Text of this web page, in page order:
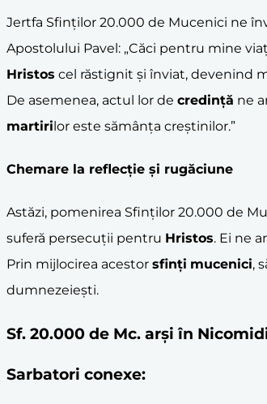
Jertfa Sfinților 20.000 de Mucenici ne
Apostolului Pavel: „Căci pentru mine
Hristos cel răstignit și înviat, devenind
De asemenea, actul lor de credință ne
martirilor este sămânța creștinilor.”
Chemare la reflecție și rugăciune
Astăzi, pomenirea Sfinților 20.000 de
suferă persecuții pentru Hristos. Ei ne
Prin mijlocirea acestor sfinți mucenici,
dumnezeiești.
Sf. 20.000 de Mc. arși în
Sarbatori conexe: